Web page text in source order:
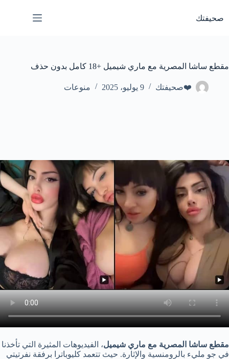
المحتوى
صحيفتك
مقطع ساشا المصرية مع ماري شيميل +18 كامل بدون حذف
❤️صحيفتك 9 يوليو، 2025 منوعات
مقطع ساشا المصرية مع ماري شيميل، الفيديوهات المثيرة التي تأخذنا
في جو مليء بالرومنسية والإثارة. حيث تتعمد كليوباترا برفقة نفرتيتي